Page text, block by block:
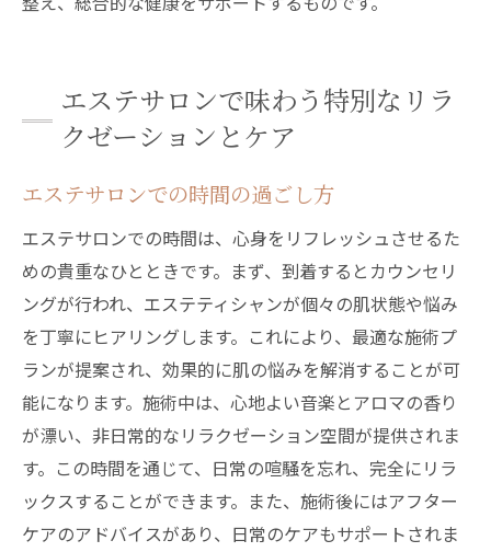
エステサロンで味わう特別なリラ
クゼーションとケア
エステサロンでの時間の過ごし方
エステサロンでの時間は、心身をリフレッシュさせるた
めの貴重なひとときです。まず、到着するとカウンセリ
ングが行われ、エステティシャンが個々の肌状態や悩み
を丁寧にヒアリングします。これにより、最適な施術プ
ランが提案され、効果的に肌の悩みを解消することが可
能になります。施術中は、心地よい音楽とアロマの香り
が漂い、非日常的なリラクゼーション空間が提供されま
す。この時間を通じて、日常の喧騒を忘れ、完全にリラ
ックスすることができます。また、施術後にはアフター
ケアのアドバイスがあり、日常のケアもサポートされま